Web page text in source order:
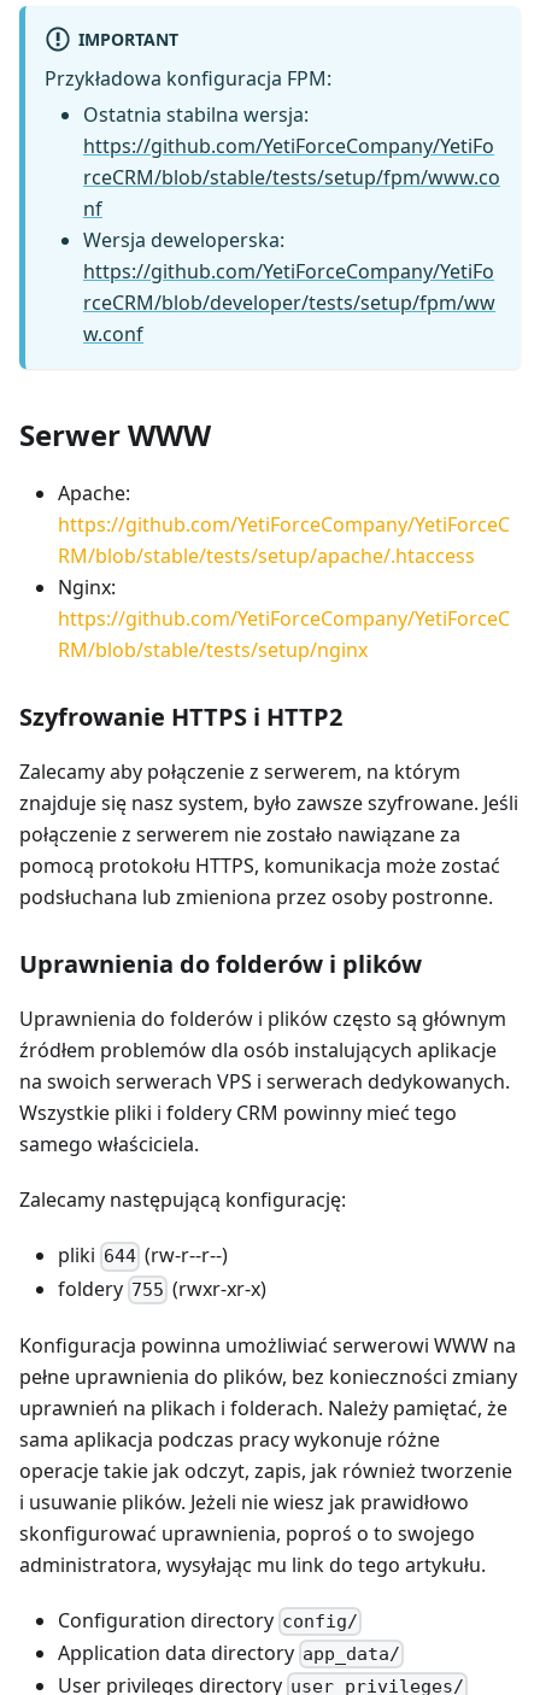
IMPORTANT
Przykładowa konfiguracja FPM:
Ostatnia stabilna wersja:
https://github.com/YetiForceCompany/YetiFo
rceCRM/blob/stable/tests/setup/fpm/www.co
nf
Wersja deweloperska:
https://github.com/YetiForceCompany/YetiFo
rceCRM/blob/developer/tests/setup/fpm/ww
w.conf
Serwer WWW
Apache:
https://github.com/YetiForceCompany/YetiForceC
RM/blob/stable/tests/setup/apache/.htaccess
Nginx:
https://github.com/YetiForceCompany/YetiForceC
RM/blob/stable/tests/setup/nginx
Szyfrowanie HTTPS i HTTP2
Zalecamy aby połączenie z serwerem, na którym
znajduje się nasz system, było zawsze szyfrowane. Jeśli
połączenie z serwerem nie zostało nawiązane za
pomocą protokołu HTTPS, komunikacja może zostać
podsłuchana lub zmieniona przez osoby postronne.
Uprawnienia do folderów i plików
Uprawnienia do folderów i plików często są głównym
źródłem problemów dla osób instalujących aplikacje
na swoich serwerach VPS i serwerach dedykowanych.
Wszystkie pliki i foldery CRM powinny mieć tego
samego właściciela.
Zalecamy następującą konfigurację:
pliki 644 (rw-r--r--)
foldery 755 (rwxr-xr-x)
Konfiguracja powinna umożliwiać serwerowi WWW na
pełne uprawnienia do plików, bez konieczności zmiany
uprawnień na plikach i folderach. Należy pamiętać, że
sama aplikacja podczas pracy wykonuje różne
operacje takie jak odczyt, zapis, jak również tworzenie
i usuwanie plików. Jeżeli nie wiesz jak prawidłowo
skonfigurować uprawnienia, poproś o to swojego
administratora, wysyłając mu link do tego artykułu.
Configuration directory config/
Application data directory app_data/
User privileges directory user_privileges/